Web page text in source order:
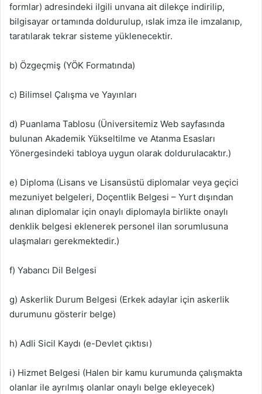
formlar) adresindeki ilgili unvana ait dilekçe indirilip,
bilgisayar ortamında doldurulup, ıslak imza ile imzalanıp,
taratılarak tekrar sisteme yüklenecektir.
b) Özgeçmiş (YÖK Formatında)
c) Bilimsel Çalışma ve Yayınları
d) Puanlama Tablosu (Üniversitemiz Web sayfasında
bulunan Akademik Yükseltilme ve Atanma Esasları
Yönergesindeki tabloya uygun olarak doldurulacaktır.)
e) Diploma (Lisans ve Lisansüstü diplomalar veya geçici
mezuniyet belgeleri, Doçentlik Belgesi – Yurt dışından
alınan diplomalar için onaylı diplomayla birlikte onaylı
denklik belgesi eklenerek personel ilan sorumlusuna
ulaşmaları gerekmektedir.)
f) Yabancı Dil Belgesi
g) Askerlik Durum Belgesi (Erkek adaylar için askerlik
durumunu gösterir belge)
h) Adli Sicil Kaydı (e-Devlet çıktısı)
i) Hizmet Belgesi (Halen bir kamu kurumunda çalışmakta
olanlar ile ayrılmış olanlar onaylı belge ekleyecek)